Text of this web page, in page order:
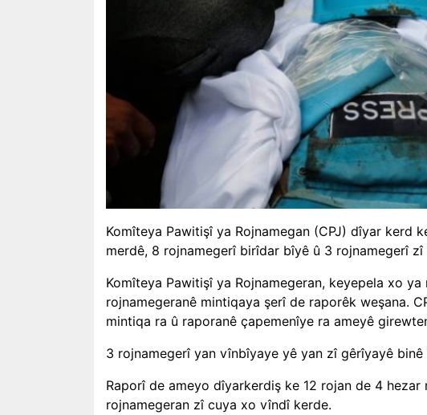
Komîteya Pawitişî ya Rojnamegan (CPJ) dîyar kerd
merdê, 8 rojnamegerî birîdar bîyê û 3 rojnamegerî
Komîteya Pawitişî ya Rojnamegeran, keyepela xo
rojnamegeranê mintiqaya şerî de raporêk weşana.
mintiqa ra û raporanê çapemenîye ra ameyê
3 rojnamegerî yan vînbîyaye yê yan zî gêrîyayê binê
Raporî de ameyo dîyarkerdiş ke 12 rojan de 4
rojnamegeran zî cuya xo vîndî kerde.